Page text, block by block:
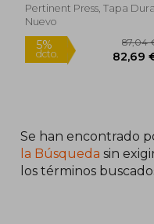
Pertinent Press, Tapa Dura,
Nuevo
Se han encontrado
la Búsqueda sin
los términos